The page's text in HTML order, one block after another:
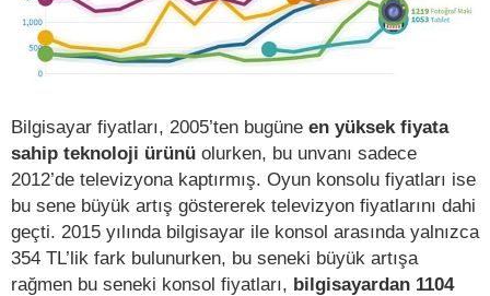
Bilgisayar fiyatları, 2005’ten bugüne en yüksek fiyata
sahip teknoloji ürünü olurken, bu unvanı sadece
2012’de televizyona kaptırmış. Oyun konsolu fiyatları ise
bu sene büyük artış göstererek televizyon fiyatlarını dahi
geçti. 2015 yılında bilgisayar ile konsol arasında yalnızca
354 TL’lik fark bulunurken, bu seneki büyük artışa
rağmen bu seneki konsol fiyatları, bilgisayardan 1104